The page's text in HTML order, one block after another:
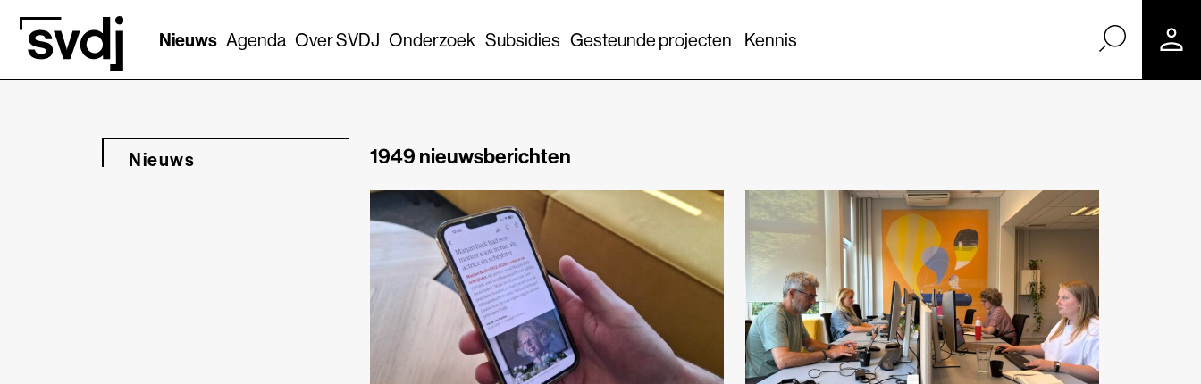
Naar hoofdinhoud
Nieuws Agenda Over SVDJ Onderzoek Subsidies Gesteunde projecten Kennis
Nieuws 1949 nieuwsberichten